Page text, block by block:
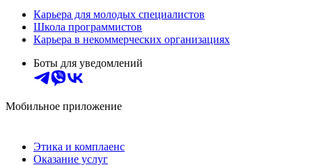
Карьера для молодых специалистов
Школа программистов
Карьера в некоммерческих организациях
Боты для уведомлений
Мобильное приложение
Этика и комплаенс
Оказание услуг